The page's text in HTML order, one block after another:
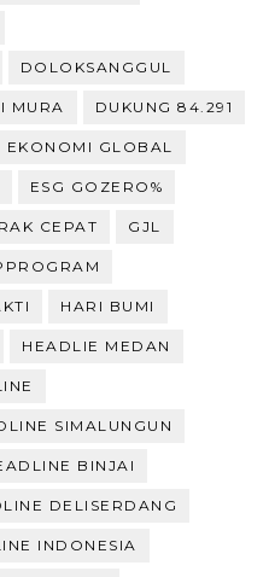
DOLOKSANGGUL
MURA DUKUNG 84.291
EKONOMI GLOBAL
ESG GOZERO%
CEPAT GJL
HARI BUMI
HEADLIE MEDAN
SIMALUNGUN
BINJAI
DELISERDANG
INDONESIA